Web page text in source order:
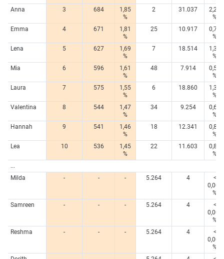
Anna
3 684
1,85
%
2 31.037
2,20
%
Emma
4 671
1,81
%
25 10.917
0,78
%
Lena
5 627
1,69
%
7 18.514
1,31
%
Mia
6 596
1,61
%
48 7.914
0,56
%
Laura
7 575
1,55
%
6 18.860
1,34
%
Valentina
8 544
1,47
%
34 9.254
0,66
%
Hannah
9 541
1,46
%
18 12.341
0,88
%
Lea
10 536
1,45
%
22 11.603
0,82
%
...
Milda
- - - 5.264 4
<
0,005
%
Samreen
- - - 5.264 4
<
0,005
%
Reshma
- - - 5.264 4
<
0,005
%